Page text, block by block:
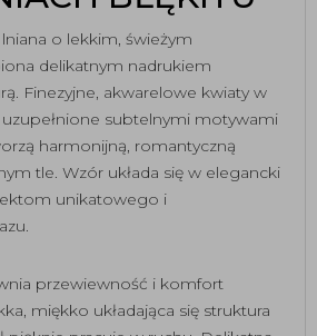
o lekkim, świeżym
delikatnym nadrukiem
Finezyjne, akwarelowe kwiaty w
uzupełnione subtelnymi motywami
harmonijną, romantyczną
tle. Wzór układa się w elegancki
unikatowego i
przewiewność i komfort
miękko układająca się struktura